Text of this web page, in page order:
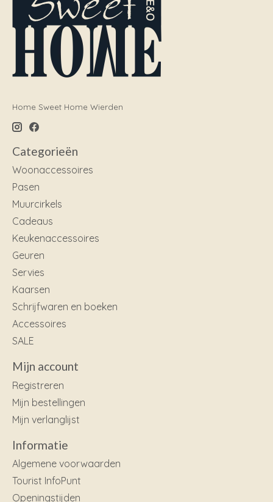
Home Sweet Home Wierden
Categorieën
Woonaccessoires
Pasen
Muurcirkels
Cadeaus
Keukenaccessoires
Geuren
Servies
Kaarsen
Schrijfwaren en boeken
Accessoires
SALE
Mijn account
Registreren
Mijn bestellingen
Mijn verlanglijst
Informatie
Algemene voorwaarden
Tourist InfoPunt
Openingstijden